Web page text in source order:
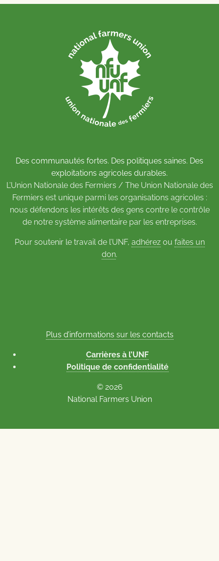
Des communautés fortes. Des politiques saines. Des
exploitations agricoles durables.
L’Union Nationale des Fermiers / The Union Nationale des
Fermiers est unique parmi les organisations agricoles :
nous défendons les intérêts des gens contre le contrôle
de notre système alimentaire par les entreprises.
Pour soutenir le travail de l’UNF, adhérezou faites un
don.
Plus d’informations sur les contacts
Carrières à l’UNF
Politique de confidentialité
© 2026
National Farmers Union